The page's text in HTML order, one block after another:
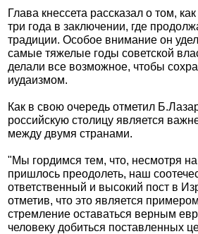
Глава кнессета рассказал о том,
три года в заключении, где
традиции. Особое внимание он
самые тяжелые годы советской
делали все возможное, чтобы
иудаизмом.
Как в свою очередь отметил
российскую столицу является
между двумя странами.
"Мы гордимся тем, что, несмотря
пришлось преодолеть, наш
ответственный и высокий пост в
отметив, что это является
стремление оставаться верным
человеку добиться поставленных